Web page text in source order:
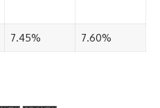
7.45% 7.60%